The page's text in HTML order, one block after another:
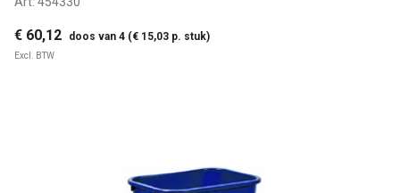
€ 60,12 doos van 4 (€ 15,03 p. stuk)
Excl. BTW